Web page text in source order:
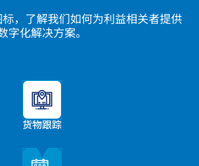
，了解我们如何为利益相关者提供
字化解决方案。
货物跟踪